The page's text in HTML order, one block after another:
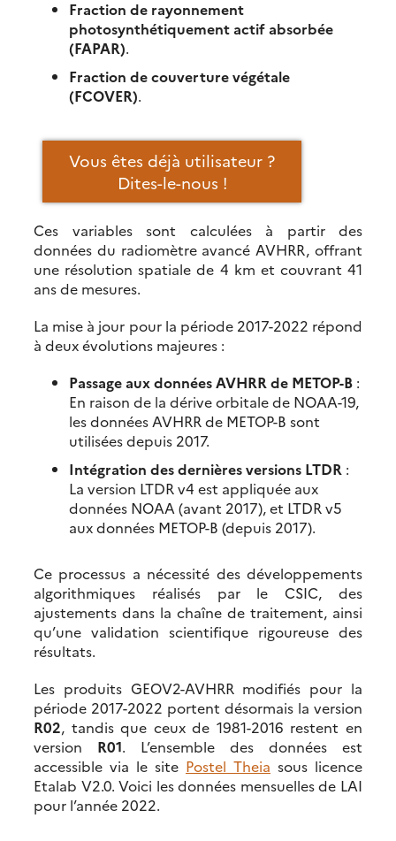
Fraction de rayonnement
photosynthétiquement actif absorbée
(FAPAR).
Fraction de couverture végétale
(FCOVER).
Vous êtes déjà utilisateur ?
Dites-le-nous !
Ces variables sont calculées à partir des
données du radiomètre avancé AVHRR, offrant
une résolution spatiale de 4 km et couvrant 41
ans de mesures.
La mise à jour pour la période 2017-2022 répond
à deux évolutions majeures :
Passage aux données AVHRR de METOP-B :
En raison de la dérive orbitale de NOAA-19,
les données AVHRR de METOP-B sont
utilisées depuis 2017.
Intégration des dernières versions LTDR :
La version LTDR v4 est appliquée aux
données NOAA (avant 2017), et LTDR v5
aux données METOP-B (depuis 2017).
Ce processus a nécessité des développements
algorithmiques réalisés par le CSIC, des
ajustements dans la chaîne de traitement, ainsi
qu’une validation scientifique rigoureuse des
résultats.
Les produits GEOV2-AVHRR modifiés pour la
période 2017-2022 portent désormais la version
R02, tandis que ceux de 1981-2016 restent en
version R01. L’ensemble des données est
accessible via le site Postel Theia sous licence
Etalab V2.0. Voici les données mensuelles de LAI
pour l’année 2022.